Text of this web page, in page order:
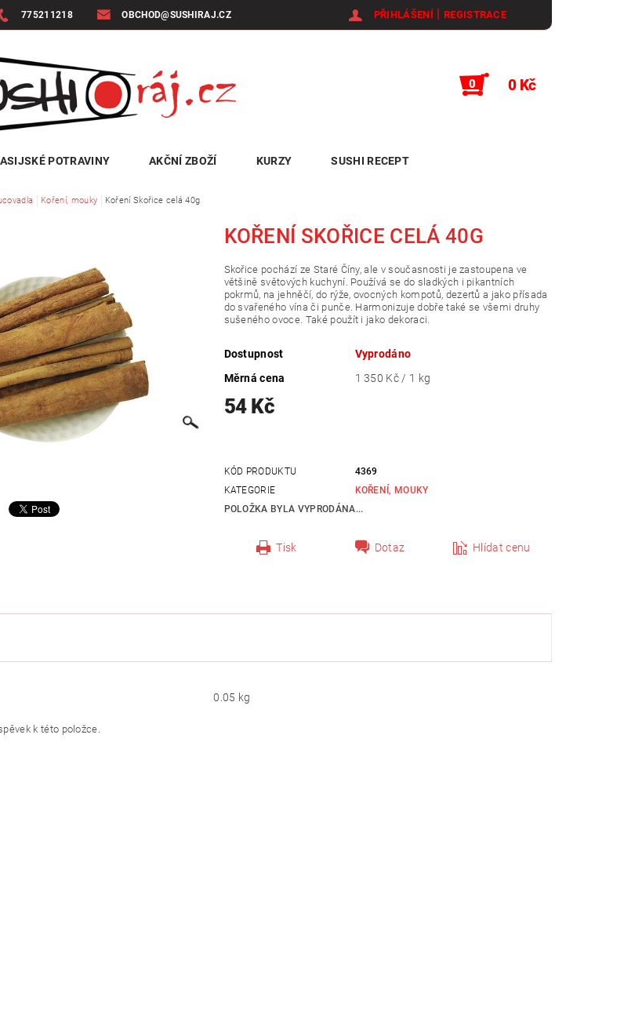
775211218 OBCHOD@SUSHIRAJ.CZ PŘIHLÁŠENÍ | REGISTRACE
0 0 Kč
ASIJSKÉ POTRAVINY AKČNÍ ZBOŽÍ KURZY SUSHI RECEPT
Koření, mouky Koření Skořice celá 40g
KOŘENÍ SKOŘICE CELÁ 40G
Skořice pochází ze Staré Číny, ale v současnosti je zastoupena ve
většině světových kuchyní. Používá se do sladkých i pikantních
pokrmů, na jehněčí, do rýže, ovocných kompotů, dezertů a jako přísada
do svařeného vína či punče. Harmonizuje dobře také se všemi druhy
sušeného ovoce. Také použít i jako dekoraci.
Dostupnost
Vyprodáno
Měrná cena
1 350 Kč / 1 kg
54 Kč
KÓD PRODUKTU
4369
KATEGORIE
KOŘENÍ, MOUKY
POLOŽKA BYLA VYPRODÁNA...
Tisk Dotaz Hlídat cenu
0.05 kg
k této položce.